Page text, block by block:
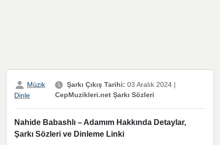
Müzik
Dinle
Şarkı Çıkış Tarihi: 03 Aralık 2024 |
CepMuzikleri.net Şarkı Sözleri
Nahide Babashlı – Adamım Hakkında Detaylar,
Şarkı Sözleri ve Dinleme Linki